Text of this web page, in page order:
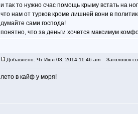
и так то нужно счас помощь крыму встать на
что нам от турков кроме лишней вони в
думайте сами господа!
понятно, что за деньги хочется максимум
Добавлено: Чт Июл 03, 2014 11:46 am Заголовок
лето в кайф у моря!